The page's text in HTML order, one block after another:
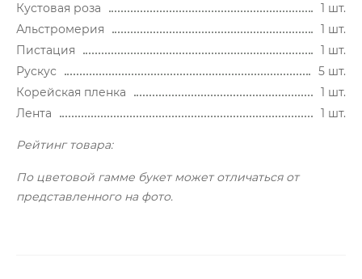
Кустовая роза
1 шт.
Альстромерия
1 шт.
Пистация
1 шт.
Рускус
5 шт.
Корейская пленка
1 шт.
Лента
1 шт.
Рейтинг товара:
По цветовой гамме букет может отличаться от
представленного на фото.